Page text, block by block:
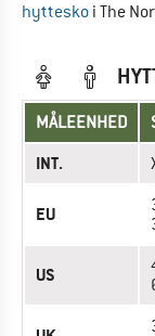
hyttesko i The
MÅLEENHED
INT.
EU
US